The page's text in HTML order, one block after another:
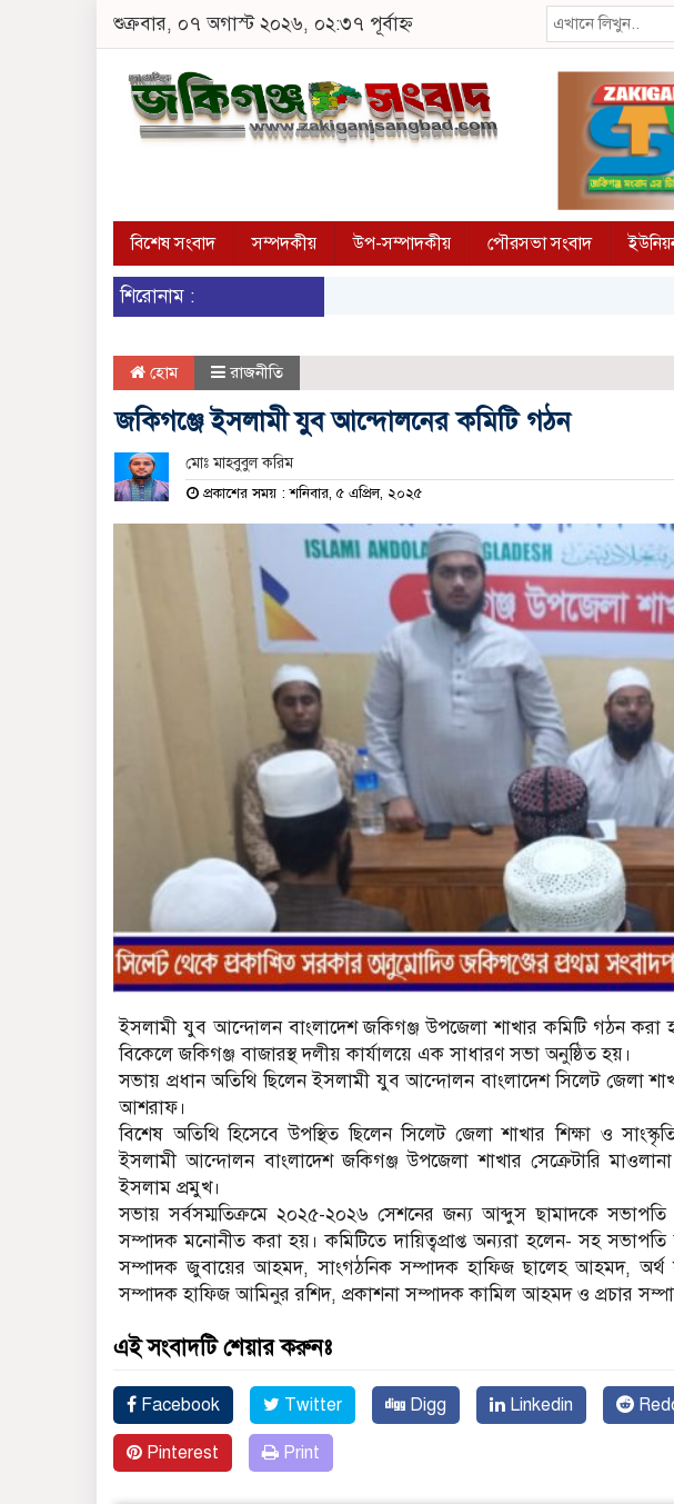
শুক্রবার, ০৭ অগাস্ট ২০২৬, ০২:৩৭ পূর্বাহ্ন
বিশেষ সংবাদ সম্পদকীয় উপ-সম্পাদকীয় পৌরসভা সংবাদ
শিরোনাম :
হোম রাজনীতি
জকিগঞ্জে ইসলামী যুব আন্দোলনের কমিটি গঠন
মোঃ মাহবুবুল করিম
প্রকাশের সময় : শনিবার, ৫ এপ্রিল, ২০২৫
ইসলামী যুব আন্দোলন বাংলাদেশ জকিগঞ্জ উপজেলা শাখার কমিটি গঠন করা
বিকেলে জকিগঞ্জ বাজারস্থ দলীয় কার্যালয়ে এক সাধারণ সভা অনুষ্ঠিত হয়।
সভায় প্রধান অতিথি ছিলেন ইসলামী যুব আন্দোলন বাংলাদেশ সিলেট জেলা
আশরাফ।
বিশেষ অতিথি হিসেবে উপস্থিত ছিলেন সিলেট জেলা শাখার শিক্ষা ও
ইসলামী আন্দোলন বাংলাদেশ জকিগঞ্জ উপজেলা শাখার সেক্রেটারি
ইসলাম প্রমুখ।
সভায় সর্বসম্মতিক্রমে ২০২৫-২০২৬ সেশনের জন্য আব্দুস ছামাদকে
সম্পাদক মনোনীত করা হয়। কমিটিতে দায়িত্বপ্রাপ্ত অন্যরা হলেন- সহ
সম্পাদক জুবায়ের আহমদ, সাংগঠনিক সম্পাদক হাফিজ ছালেহ আহমদ,
সম্পাদক হাফিজ আমিনুর রশিদ, প্রকাশনা সম্পাদক কামিল আহমদ ও প্রচার
এই সংবাদটি শেয়ার করুনঃ
Facebook Twitter Digg Linkedin
Pinterest Print